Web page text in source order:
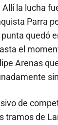
la lucha
Parra
quedó
el
Arenas
de
tramos de